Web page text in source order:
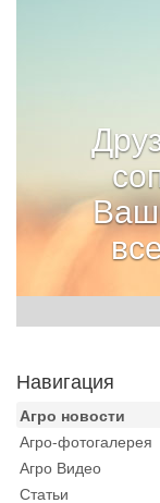
Навигация
Агро новости
Агро-фотогалерея
Агро Видео
Статьи